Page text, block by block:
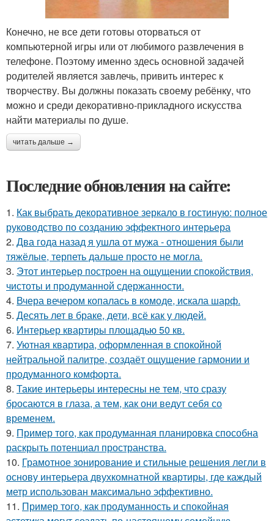
Конечно, не все дети готовы оторваться от
компьютерной игры или от любимого развлечения в
телефоне. Поэтому именно здесь основной задачей
родителей является завлечь, привить интерес к
творчеству. Вы должны показать своему ребёнку, что
можно и среди декоративно-прикладного искусства
найти материалы по душе.
читать дальше →
Последние обновления на сайте:
1. Как выбрать декоративное зеркало в гостиную: полное
руководство по созданию эффектного интерьера
2. Два года назад я ушла от мужа - отношения были
тяжёлые, терпеть дальше просто не могла.
3. Этот интерьер построен на ощущении спокойствия,
чистоты и продуманной сдержанности.
4. Вчера вечером копалась в комоде, искала шарф.
5. Десять лет в браке, дети, всё как у людей.
6. Интерьер квартиры площадью 50 кв.
7. Уютная квартира, оформленная в спокойной
нейтральной палитре, создаёт ощущение гармонии и
продуманного комфорта.
8. Такие интерьеры интересны не тем, что сразу
бросаются в глаза, а тем, как они ведут себя со
временем.
9. Пример того, как продуманная планировка способна
раскрыть потенциал пространства.
10. Грамотное зонирование и стильные решения легли в
основу интерьера двухкомнатной квартиры, где каждый
метр использован максимально эффективно.
11. Пример того, как продуманность и спокойная